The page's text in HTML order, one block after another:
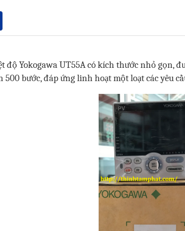
độ Yokogawa UT55A có kích thước nhỏ gọn,
500 bước, đáp ứng linh hoạt một loạt các yêu